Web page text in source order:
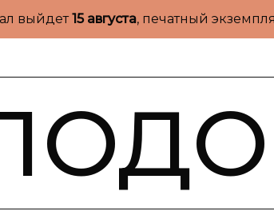
выйдет15 августа, печатный